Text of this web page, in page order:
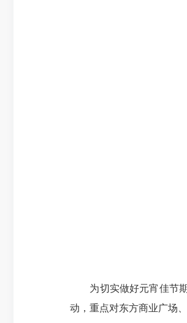
为切实做好元宵佳节期
动，重点对东方商业广场